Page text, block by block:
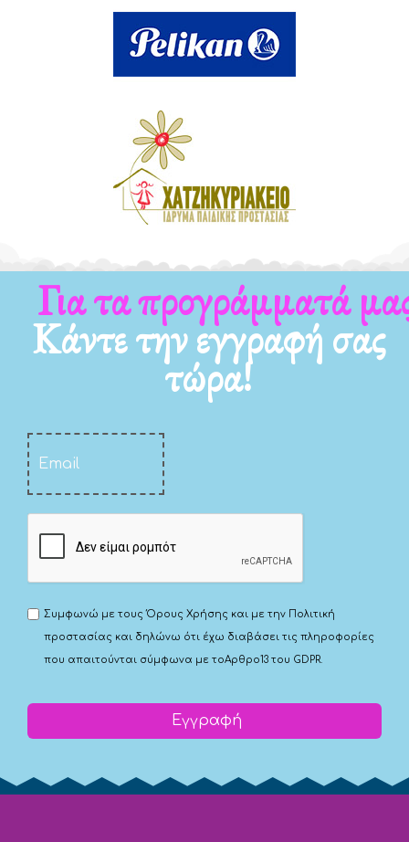
Για τα προγράμματά μας
Κάντε την εγγραφή σας
τώρα!
Συμφωνώ με τουςΌρους Χρήσης και με την Πολιτική
προστασίας και δηλώνω ότι έχω διαβάσει τις πληροφορίες
που απαιτούνται σύμφωνα με τοΑρθρο13 του GDPR.
Εγγραφή